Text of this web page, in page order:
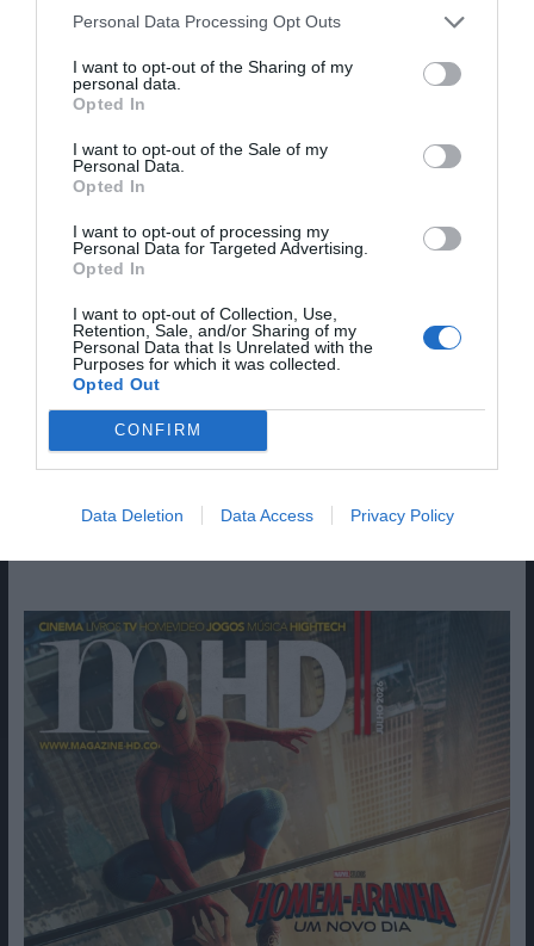
Personal Data Processing Opt Outs
I want to opt-out of the Sharing of my
personal data.
Opted In
I want to opt-out of the Sale of my
Personal Data.
Opted In
I want to opt-out of processing my
Personal Data for Targeted Advertising.
Opted In
I want to opt-out of Collection, Use,
Retention, Sale, and/or Sharing of my
Personal Data that Is Unrelated with the
Purposes for which it was collected.
Opted Out
CONFIRM
Data Deletion Data Access Privacy Policy
Comentário*
Guardar o meu nome, email e site neste navegador
para a próxima vez que eu comentar.